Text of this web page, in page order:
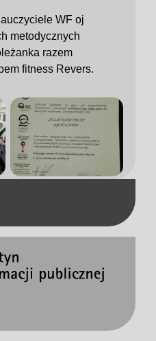
WF oj
metodycznych
razem
fitness Revers.